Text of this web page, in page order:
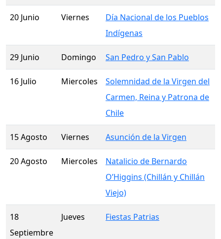
20 Junio Viernes
Día Nacional de los Pueblos
Indígenas
29 Junio Domingo San Pedro y San Pablo
16 Julio Miercoles
Solemnidad de la Virgen del
Carmen, Reina y Patrona de
Chile
15 Agosto Viernes Asunción de la Virgen
20 Agosto Miercoles
Natalicio de Bernardo
O’Higgins (Chillán y Chillán
Viejo)
18
Septiembre
Jueves Fiestas Patrias